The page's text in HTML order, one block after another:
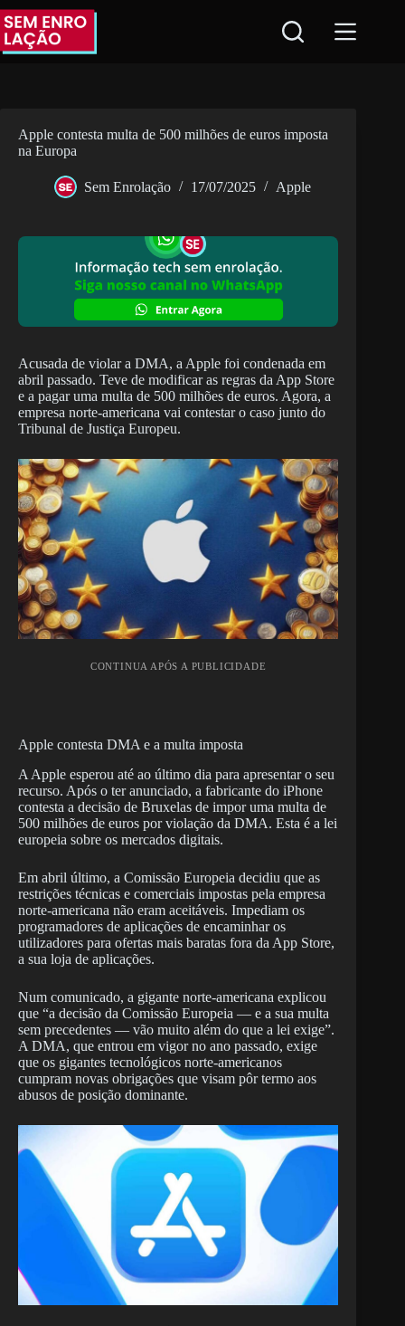
Pular
para
conteúdo
Apple contesta multa de 500 milhões de euros imposta
na Europa
Sem Enrolação 17/07/2025 Apple
Acusada de violar a DMA, a Apple foi condenada em
abril passado. Teve de modificar as regras da App Store
e a pagar uma multa de 500 milhões de euros. Agora, a
empresa norte-americana vai contestar o caso junto do
Tribunal de Justiça Europeu.
CONTINUA APÓS A PUBLICIDADE
Apple contesta DMA e a multa imposta
A Apple esperou até ao último dia para apresentar o seu
recurso. Após o ter anunciado, a fabricante do iPhone
contesta a decisão de Bruxelas de impor uma multa de
500 milhões de euros por violação da DMA. Esta é a lei
europeia sobre os mercados digitais.
Em abril último, a Comissão Europeia decidiu que as
restrições técnicas e comerciais impostas pela empresa
norte-americana não eram aceitáveis. Impediam os
programadores de aplicações de encaminhar os
utilizadores para ofertas mais baratas fora da App Store,
a sua loja de aplicações.
Num comunicado, a gigante norte-americana explicou
que “a decisão da Comissão Europeia — e a sua multa
sem precedentes — vão muito além do que a lei exige”.
A DMA, que entrou em vigor no ano passado, exige
que os gigantes tecnológicos norte-americanos
cumpram novas obrigações que visam pôr termo aos
abusos de posição dominante.